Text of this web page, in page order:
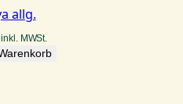
allg.
inkl. MWSt.